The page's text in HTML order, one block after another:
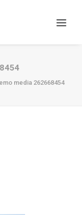
media 262668454